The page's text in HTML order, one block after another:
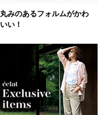
丸みのあるフォルムがかわ
いい！